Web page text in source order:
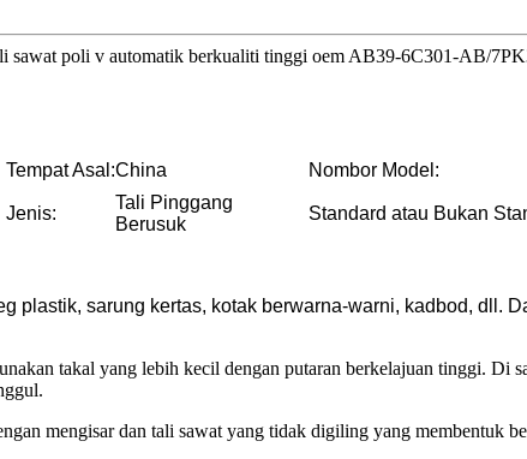
sawat poli v automatik berkualiti tinggi oem AB39-6C301-AB/
Tempat Asal:China Nombor Model:
Jenis:
Tali Pinggang
Berusuk
Standard atau Bukan
plastik, sarung kertas, kotak berwarna-warni, kadbod, dll.
takal yang lebih kecil dengan putaran berkelajuan tinggi. Di
mengisar dan tali sawat yang tidak digiling yang membentuk